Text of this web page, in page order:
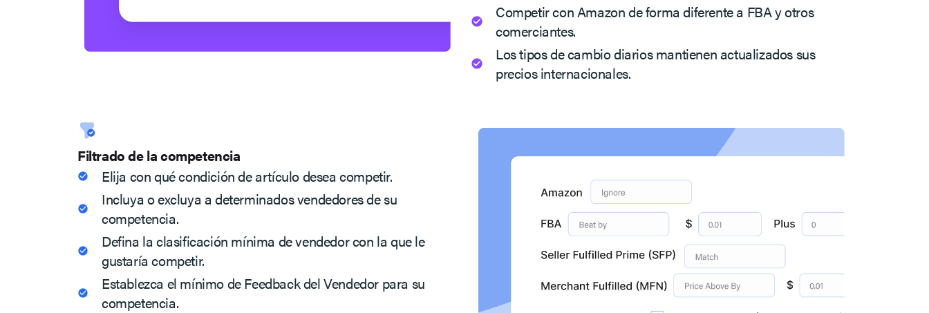
Competir con Amazon de forma diferente a FBA y otros
comerciantes.
Los tipos de cambio diarios mantienen actualizados sus
precios internacionales.
Filtrado de la competencia
Elija con qué condición de artículo desea competir.
Incluya o excluya a determinados vendedores de su
competencia.
Defina la clasificación mínima de vendedor con la que le
gustaría competir.
Establezca el mínimo de Feedback del Vendedor para su
competencia.